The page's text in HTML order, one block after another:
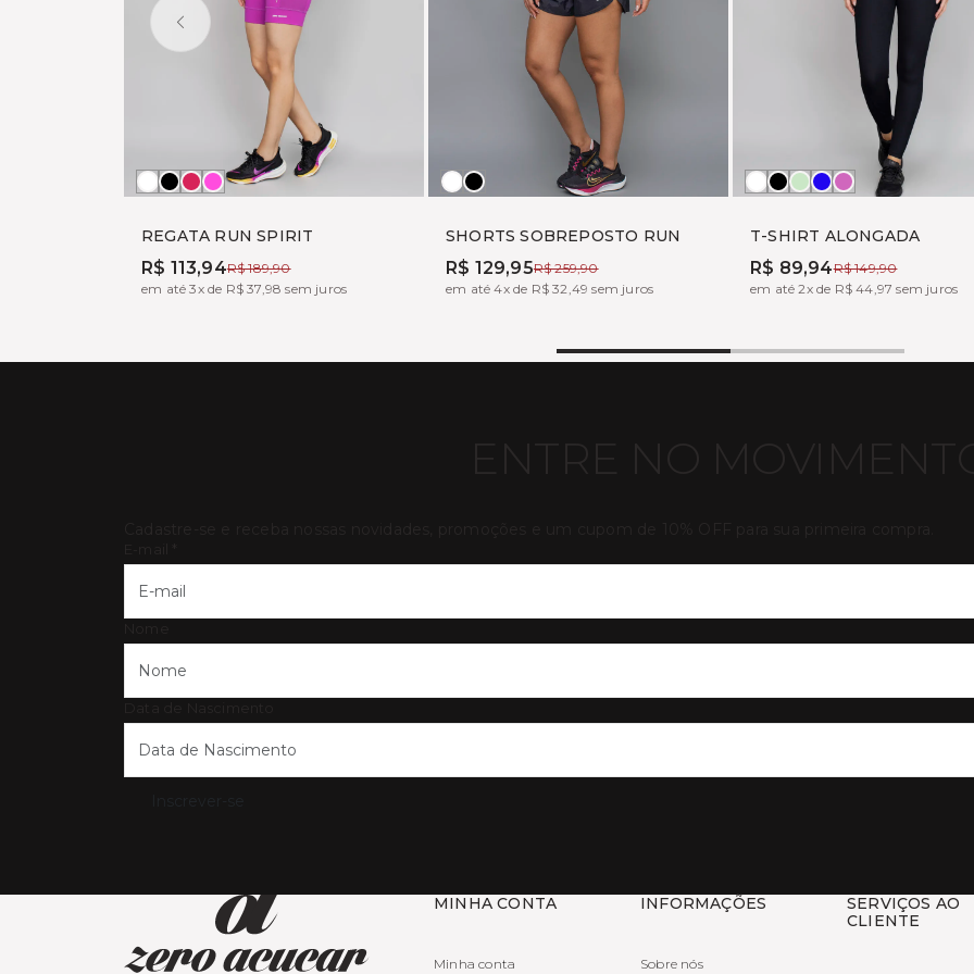
REGATA RUN SPIRIT
R$ 113,94R$ 189,90
em até 3x de R$ 37,98 sem juros
Branco
PretoBOHEME
TONIC
SHORTS SOBREPOSTO RUN
R$ 129,95R$ 259,90
em até 4x de R$ 32,49 sem juros
Branco
Preto
T-SHIRT ALONGADA
R$ 89,94R$ 149,90
em até 2x de R$ 44,97 sem juros
Branco
Preto
ALOEMARINHO
PINK
MINHA CONTA
Minha conta
INFORMAÇÕES
Sobre nós
SERVIÇOS AO
CLIENTE